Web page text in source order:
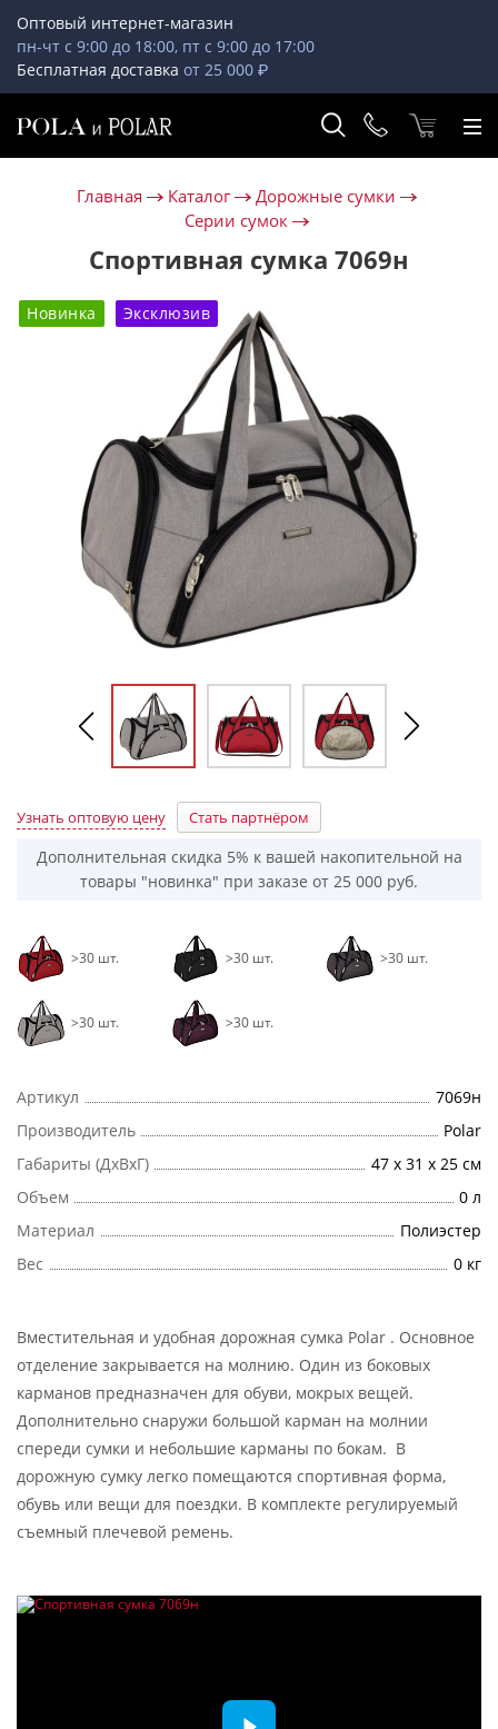
Оптовый интернет-магазин
пн-чт с 9:00 до 18:00, пт с 9:00 до 17:00
Бесплатная доставка от 25 000 ₽
Главная Каталог
Дорожные сумки
Серии сумок
Спортивная сумка 7069н
Новинка Эксклюзив
Узнать оптовую цену Стать партнёром
Дополнительная скидка 5% к вашей накопительной на
товары "новинка" при заказе от 25 000 руб.
>30 шт. >30 шт. >30 шт.
>30 шт. >30 шт.
Артикул
7069н
Производитель
Polar
Габариты (ДхВхГ)
47 х 31 х 25 см
Объем
0 л
Материал
Полиэстер
Вес
0 кг
Вместительная и удобная дорожная сумка Polar . Основное
отделение закрывается на молнию. Один из боковых
карманов предназначен для обуви, мокрых вещей.
Дополнительно снаружи большой карман на молнии
спереди сумки и небольшие карманы по бокам. В
дорожную сумку легко помещаются спортивная форма,
обувь или вещи для поездки. В комплекте регулируемый
съемный плечевой ремень.